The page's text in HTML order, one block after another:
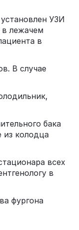
УЗИ
в лежачем
в
В случае
бака
из колодца
всех
в
фургона